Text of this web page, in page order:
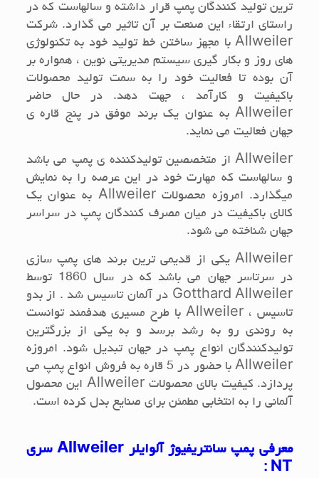
ترین تولید کنندگان پمپ قرار داشته و سالهاست که در
راستای ارتقاء این صنعت بر آن تاثیر می گذارد. شرکت
Allweilerبا مجهز ساختن خط تولید خود به تکنولوژی
های روز و بکار گیری سیستم مدیریتی نوین ، همواره بر
آن بوده تا فعالیت خود را به سمت تولید محصولات
باکیفیت و کارآمد ، جهت دهد. در حال حاضر
Allweilerبه عنوان یک برند موفق در پنج قاره ی
جهان فعالیت می نماید.
Allweilerاز متخصصین تولیدکننده ی پمپ می باشد
و سالهاست که مهارت خود در این عرصه را به نمایش
میگذارد. امروزه محصولاتAllweiler به عنوان یک
کالای باکیفیت در میان مصرف کنندگان پمپ در سراسر
جهان شناخته می شود.
Allweilerیکی از قدیمی ترین برند های پمپ سازی
در سرتاسر جهان می باشد که در سال 1860 توسط
Gotthard Allweiler در آلمان تاسیس شد . از بدو
تاسیس ، Allweilerبا طرح مسیری هدفمند توانست
به روندی رو به رشد برسد و به یکی از بزرگترین
تولیدکنندگان انواع پمپ در جهان تبدیل شود. امروزه
Allweiler
با حضور در 5 قاره به فروش انواع پمپ می
پردازد. کیفیت بالای محصولاتAllweiler این محصول
آلمانی را به انتخابی مطمئن برای صنایع بدل کرده است.
معرفی پمپ سانتریفیوژ آلوایلرAllweiler سری
NT
: